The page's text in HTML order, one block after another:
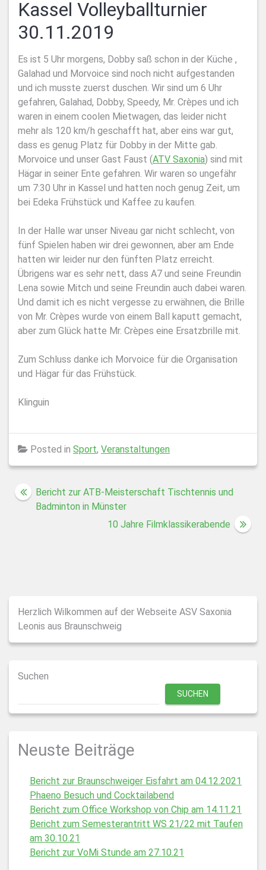
Kassel Volleyballturnier
30.11.2019
Es ist 5 Uhr morgens, Dobby saß schon in der Küche ,
Galahad und Morvoice sind noch nicht aufgestanden
und ich musste zuerst duschen. Wir sind um 6 Uhr
gefahren, Galahad, Dobby, Speedy, Mr. Crèpes und ich
waren in einem coolen Mietwagen, das leider nicht
mehr als 120 km/h geschafft hat, aber eins war gut,
dass es genug Platz für Dobby in der Mitte gab.
Morvoice und unser Gast Faust (ATV Saxonia) sind mit
Hägar in seiner Ente gefahren. Wir waren so ungefähr
um 7:30 Uhr in Kassel und hatten noch genug Zeit, um
bei Edeka Frühstück und Kaffee zu kaufen.
In der Halle war unser Niveau gar nicht schlecht, von
fünf Spielen haben wir drei gewonnen, aber am Ende
hatten wir leider nur den fünften Platz erreicht.
Übrigens war es sehr nett, dass A7 und seine Freundin
Lena sowie Mitch und seine Freundin auch dabei waren.
Und damit ich es nicht vergesse zu erwähnen, die Brille
von Mr. Crèpes wurde von einem Ball kaputt gemacht,
aber zum Glück hatte Mr. Crèpes eine Ersatzbrille mit.
Zum Schluss danke ich Morvoice für die Organisation
und Hägar für das Frühstück.
Klinguin
Posted in Sport, Veranstaltungen
Beitragsnavigation
Bericht zur ATB-Meisterschaft Tischtennis und
Badminton in Münster
10 Jahre Filmklassikerabende
Herzlich Wilkommen auf der Webseite ASV Saxonia
Leonis aus Braunschweig
Suchen
SUCHEN
Neuste Beiträge
Bericht zur Braunschweiger Eisfahrt am 04.12.2021
Phaeno Besuch und Cocktailabend
Bericht zum Office Workshop von Chip am 14.11.21
Bericht zum Semesterantritt WS 21/22 mit Taufen
am 30.10.21
Bericht zur VoMi Stunde am 27.10.21